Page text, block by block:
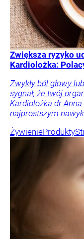
Zwiększa ryzyko
Kardiolożka:
Zwykły ból głowy
sygnał, że twój
Kardiolożka dr
najprostszym
ŻywienieProdukty